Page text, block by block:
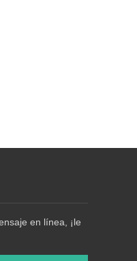
en línea, ¡le